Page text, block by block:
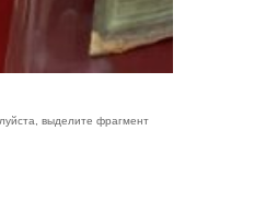
выделите фрагмент